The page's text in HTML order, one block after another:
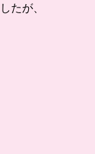
たが、